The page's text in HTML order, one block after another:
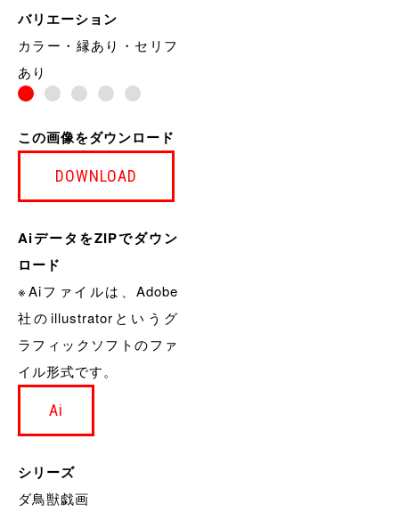
バリエーション
カラー・縁あり・セリフ
あり
この画像をダウンロード
DOWNLOAD
AiデータをZIPでダウン
ロード
※Aiファイルは、Adobe
社のillustratorというグ
ラフィックソフトのファ
イル形式です。
Ai
シリーズ
ダ鳥獣戯画